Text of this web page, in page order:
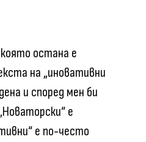
остана е
на „иновативни
и според мен би
е
е по-често